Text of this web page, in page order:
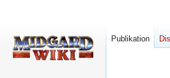
Publikation